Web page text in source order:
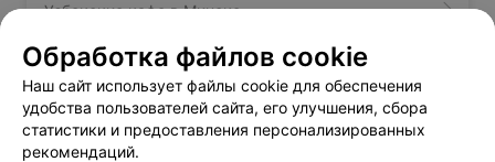
Узбекские кафе в Минске
Французские кафе в Минске
Японские кафе в Минске
Обработка файлов cookie
Наш сайт использует файлы cookie для обеспечения
удобства пользователей сайта, его улучшения, сбора
статистики и предоставления персонализированных
рекомендаций.